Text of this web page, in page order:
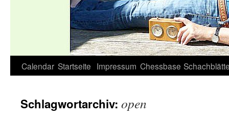
Calendar Startseite Impressum Chessbase
Schlagwortarchiv: open